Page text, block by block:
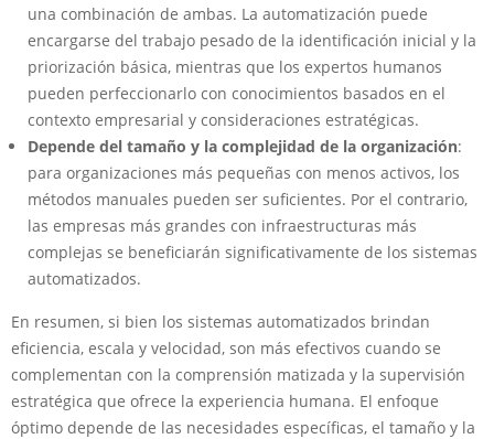
una combinación de ambas. La automatización puede
encargarse del trabajo pesado de la identificación inicial y la
priorización básica, mientras que los expertos humanos
pueden perfeccionarlo con conocimientos basados ​​en el
contexto empresarial y consideraciones estratégicas.
Depende del tamaño y la complejidad de la organización:
para organizaciones más pequeñas con menos activos, los
métodos manuales pueden ser suficientes. Por el contrario,
las empresas más grandes con infraestructuras más
complejas se beneficiarán significativamente de los sistemas
automatizados.
En resumen, si bien los sistemas automatizados brindan
eficiencia, escala y velocidad, son más efectivos cuando se
complementan con la comprensión matizada y la supervisión
estratégica que ofrece la experiencia humana. El enfoque
óptimo depende de las necesidades específicas, el tamaño y la